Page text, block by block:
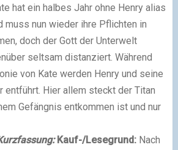
hat ein halbes Jahr ohne Henry alias
muss nun wieder ihre Pflichten in
doch der Gott der Unterwelt
seltsam distanziert. Während
von Kate werden Henry und seine
entführt. Hier allem steckt der Titan
Gefängnis entkommen ist und nur
Kauf-/Lesegrund:Nach